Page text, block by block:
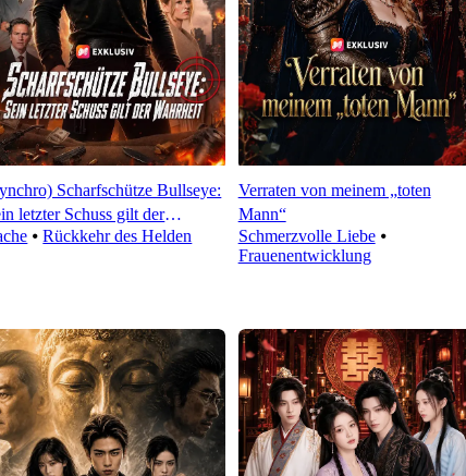
Scharfschütze Bullseye:
letzter Schuss gilt der
⦁Rückkehr des Helden
Verraten von meinem „toten
Mann“
Schmerzvolle Liebe⦁
Frauenentwicklung